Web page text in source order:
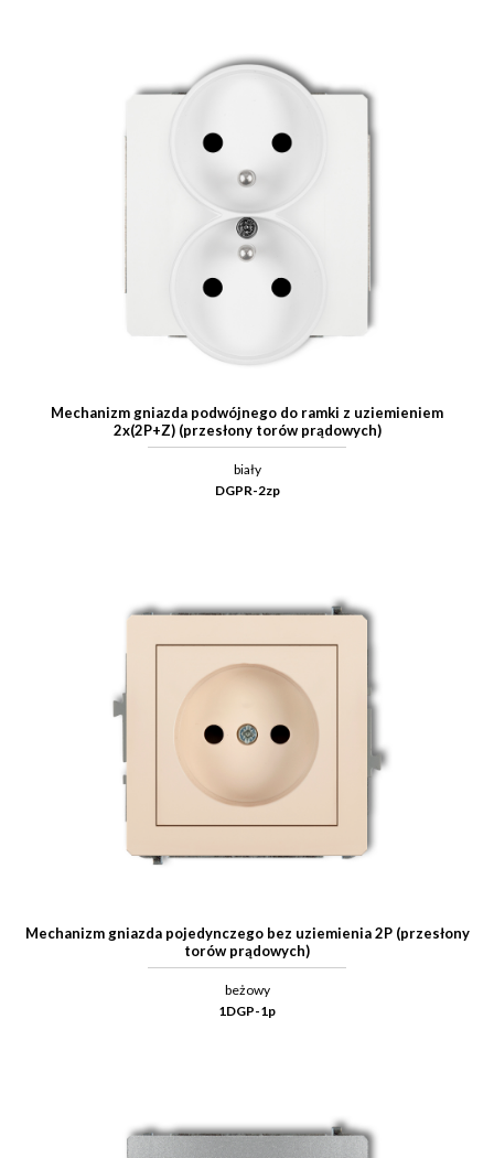
Mechanizm gniazda podwójnego do ramki z uziemieniem
2x(2P+Z) (przesłony torów prądowych)
biały
DGPR-2zp
Mechanizm gniazda pojedynczego bez uziemienia 2P (przesłony
torów prądowych)
beżowy
1DGP-1p